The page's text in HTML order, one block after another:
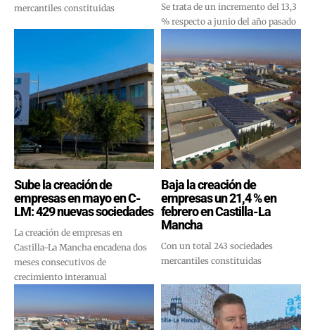
mercantiles constituidas
Se trata de un incremento del 13,3
% respecto a junio del año pasado
Sube la creación de
empresas en mayo en C-
LM: 429 nuevas sociedades
La creación de empresas en
Castilla-La Mancha encadena dos
meses consecutivos de
crecimiento interanual
Baja la creación de
empresas un 21,4 % en
febrero en Castilla-La
Mancha
Con un total 243 sociedades
mercantiles constituidas